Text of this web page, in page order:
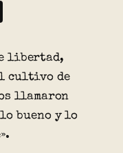
libertad,
cultivo de
llamaron
bueno y lo